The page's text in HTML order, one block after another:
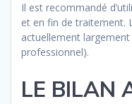
Il est recommandé
et en fin de traitement.
actuellement
professionnel).
LE BILAN